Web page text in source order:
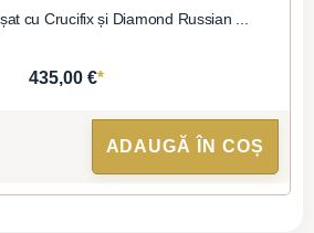
cu Crucifix și Diamond Russian ...
435,00 €*
ADAUGĂ ÎN COȘ